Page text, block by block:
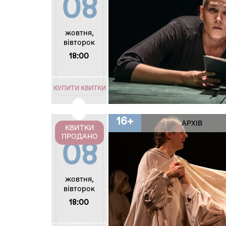
08
жовтня,
вівторок
18:00
КУПИТИ КВИТКИ
08
жовтня,
вівторок
18:00
КВИТКИ
ПРОДАНО
16+ АРХІВ